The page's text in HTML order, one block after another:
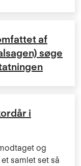
af
søge
i
og
samlet set så